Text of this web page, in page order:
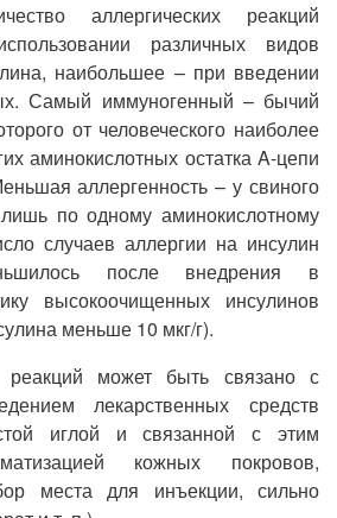
аллергических реакций
различных видов
наибольшее – при введении
Самый иммуногенный – бычий
от человеческого наиболее
аминокислотных остатка A-цепи
аллергенность – у свиного
по одному аминокислотному
случаев аллергии на инсулин
после внедрения в
высокоочищенных инсулинов
меньше 10 мкг/г).
реакций может быть связано с
лекарственных средств
иглой и связанной с этим
кожных покровов,
места для инъекции, сильно